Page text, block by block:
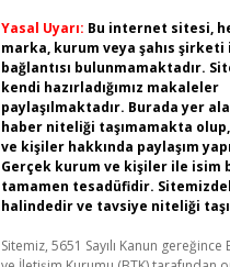
Yasal Uyarı: Bu internet sitesi,
marka, kurum veya şahıs
bağlantısı bulunmamaktadır.
kendi hazırladığımız makaleler
paylaşılmaktadır. Burada yer
haber niteliği taşımamakta
ve kişiler hakkında paylaşım
Gerçek kurum ve kişiler ile isim
tamamen tesadüfidir.
halindedir ve tavsiye niteliği
Sitemiz, 5651 Sayılı Kanun